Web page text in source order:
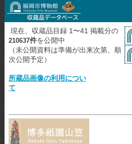
現在、収蔵品目録 1〜41 掲載分の
210637件を公開中
（未公開資料は準備が出来次第、順
次公開予定）
所蔵品画像の利用につい
て